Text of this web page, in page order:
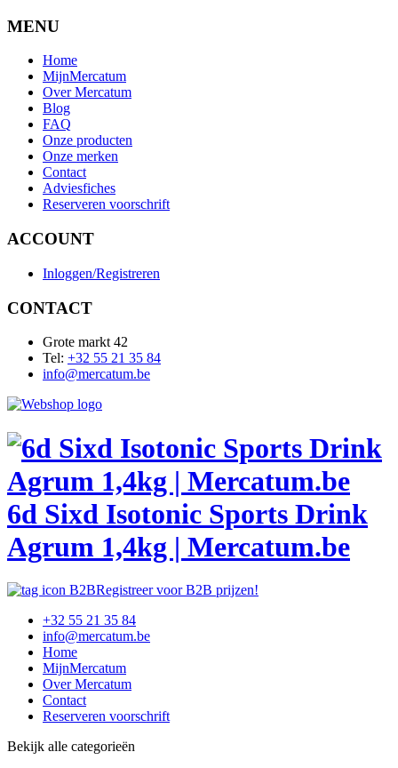
MENU
Home
MijnMercatum
Over Mercatum
Blog
FAQ
Onze producten
Onze merken
Contact
Adviesfiches
Reserveren voorschrift
ACCOUNT
Inloggen/Registreren
CONTACT
Grote markt 42
Tel: +32 55 21 35 84
info@mercatum.be
6d Sixd Isotonic Sports Drink
Agrum 1,4kg | Mercatum.be
Registreer voor B2B prijzen!
+32 55 21 35 84
info@mercatum.be
Home
MijnMercatum
Over Mercatum
Contact
Reserveren voorschrift
Bekijk alle categorieën